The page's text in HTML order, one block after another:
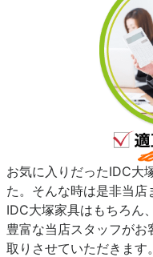
お気に入りだったIDC大
た。そんな時は是非当店
IDC大塚家具はもちろん
豊富な当店スタッフが
取りさせていただきます。